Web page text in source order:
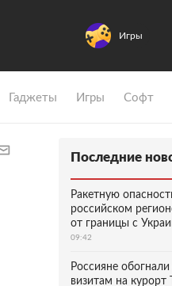
Игры
Гаджеты Игры Софт
Последние
Ракетную
российском
от границы с
09:42
Россияне
визитам на курорт